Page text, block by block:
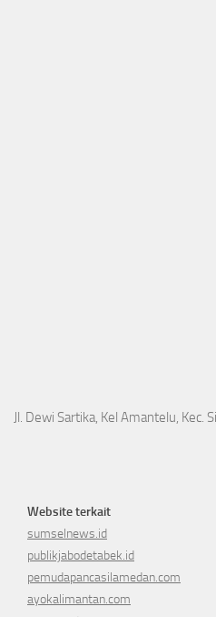
Jl. Dewi Sartika, Kel Amantelu, Kec.
Website terkait
sumselnews.id
publikjabodetabek.id
pemudapancasilamedan.com
ayokalimantan.com